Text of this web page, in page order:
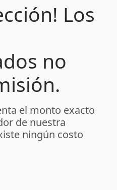
Los
no
el monto exacto
de nuestra
ningún costo